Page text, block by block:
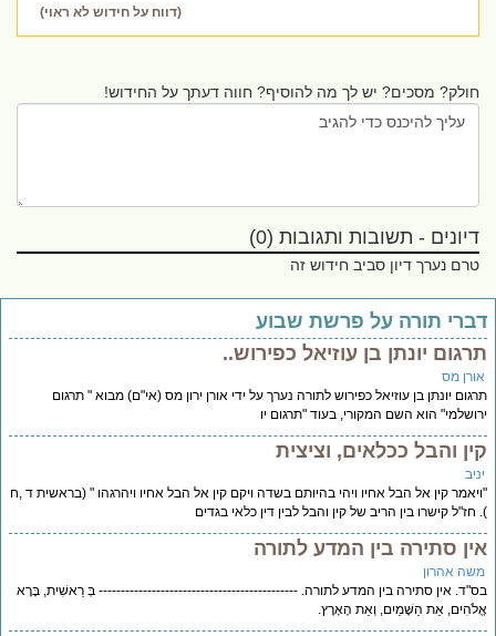
(דווח על חידוש לא ראוי)
חולק? מסכים? יש לך מה להוסיף? חווה דעתך על החידוש!
דיונים - תשובות ותגובות (0)
טרם נערך דיון סביב חידוש זה
תורה על פרשת שבוע
יונתן בן עוזיאל כפירוש..
מס
יונתן בן עוזיאל כפירוש לתורה נערך על ידי אורן ירון מס (אי"ם) מבוא " תרגום
הוא השם המקורי, בעוד "תרגום יו
והבל ככלאים, וציצית
קין אל הבל אחיו ויהי בהיותם בשדה ויקם קין אל הבל אחיו ויהרגהו " (בראשית ד ,ח
קישרו בין הריב של קין והבל לבין דין כלאי בגדים
סתירה בין המדע לתורה
אהרון
אין סתירה בין המדע לתורה. --------------------------------------------- בְּ רֵאשִׁית, בָּרָא
אֵת הַשָּׁמַיִם, וְאֵת הָאָרֶץ.